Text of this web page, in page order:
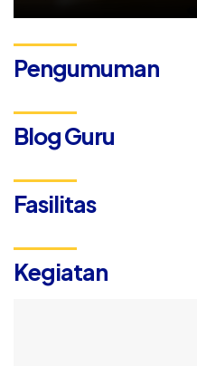
Pengumuman
Blog Guru
Fasilitas
Kegiatan